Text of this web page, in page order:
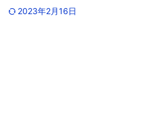
2023年2月16日